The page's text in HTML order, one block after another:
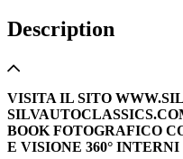
Description
VISITA IL SITO
BOOK FOTOGRAFICO
E VISIONE 360° INTERNI